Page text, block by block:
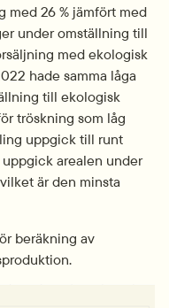
26 % jämfört med
under omställning till
med ekologisk
hade samma låga
till ekologisk
tröskning som låg
uppgick till runt
arealen under
är den minsta
beräkning av